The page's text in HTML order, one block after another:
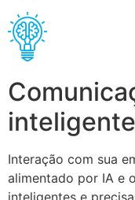
inteligente
Interação com sua
alimentado por IA e
inteligentes e